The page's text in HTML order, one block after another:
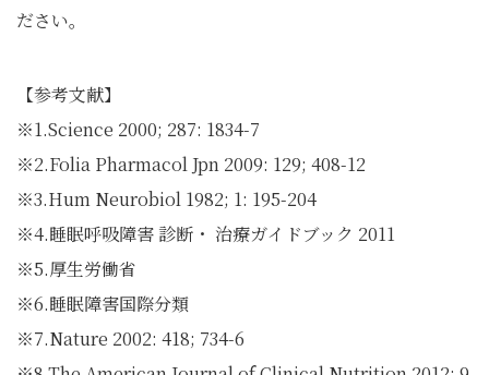
ださい。
【参考文献】
※1.Science 2000; 287: 1834-7
※2.Folia Pharmacol Jpn 2009: 129; 408-12
※3.Hum Neurobiol 1982; 1: 195-204
※4.睡眠呼吸障害 診断・ 治療ガイドブック 2011
※5.厚生労働省
※6.睡眠障害国際分類
※7.Nature 2002: 418; 734-6